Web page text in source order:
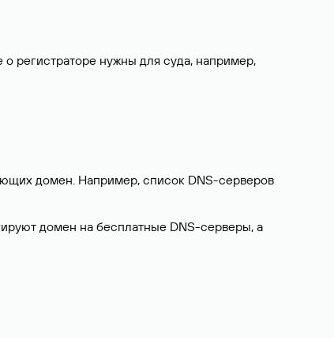
регистраторе нужны для суда, например,
домен. Например, список DNS-серверов
домен на бесплатные DNS-серверы, а